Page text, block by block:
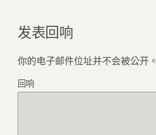
发表回响
你的电子邮件位址并不会被公开。
回响